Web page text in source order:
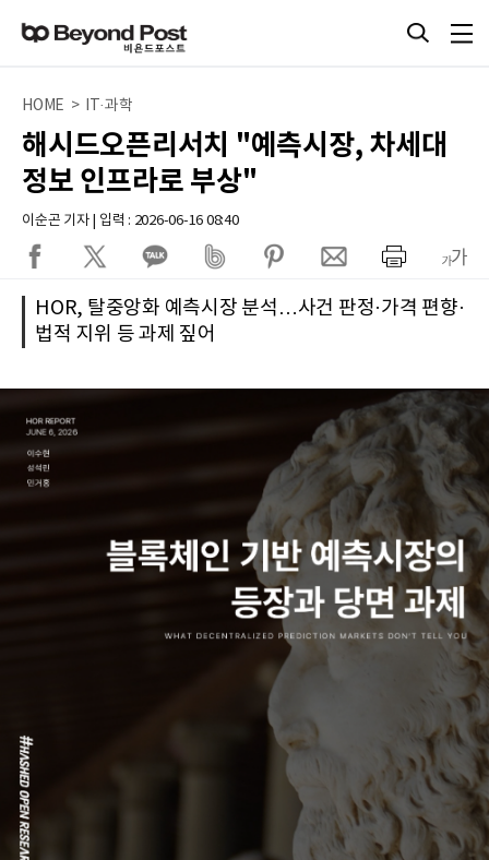
HOME > IT·과학
해시드오픈리서치 "예측시장, 차세대
정보 인프라로 부상"
이순곤 기자 | 입력 : 2026-06-16 08:40
HOR, 탈중앙화 예측시장 분석…사건 판정·가격 편향·
법적 지위 등 과제 짚어